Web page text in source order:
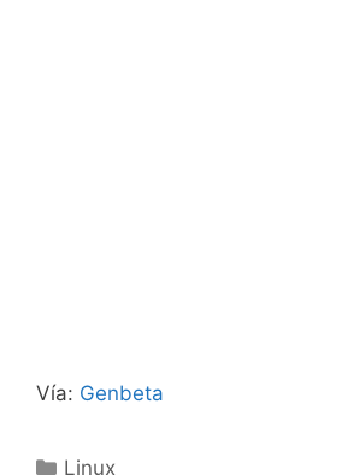
Vía: Genbeta
Categorías
Linux